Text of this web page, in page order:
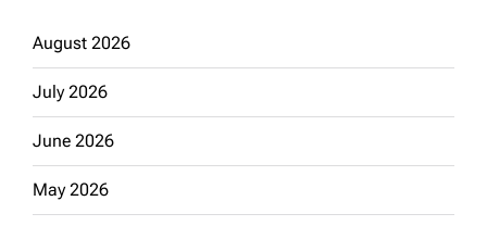
August 2026
July 2026
June 2026
May 2026